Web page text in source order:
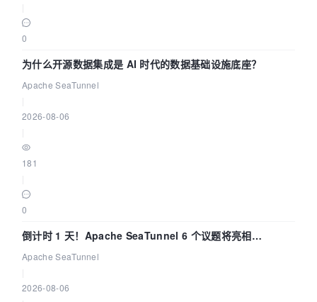
0
为什么开源数据集成是 AI 时代的数据基础设施底座？
Apache SeaTunnel
2026-08-06
181
0
倒计时 1 天！Apache SeaTunnel 6 个议题将亮相
Community Over Code Asia 2026
Apache SeaTunnel
2026-08-06